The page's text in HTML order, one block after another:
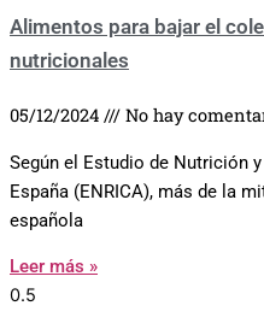
Alimentos para bajar el
nutricionales
05/12/2024 No hay
Según el Estudio de Nutrición
España (ENRICA), más de la
española
Leer más »